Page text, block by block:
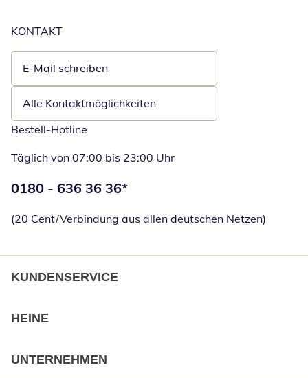
KONTAKT
E-Mail schreiben
Öffnet E-Mail-Client
Alle Kontaktmöglichkeiten
Bestell-Hotline
Täglich von 07:00 bis 23:00 Uhr
Telefonnummer:
0180 - 636 36 36*
(20 Cent/Verbindung aus allen deutschen Netzen)
KUNDENSERVICE
HEINE
UNTERNEHMEN